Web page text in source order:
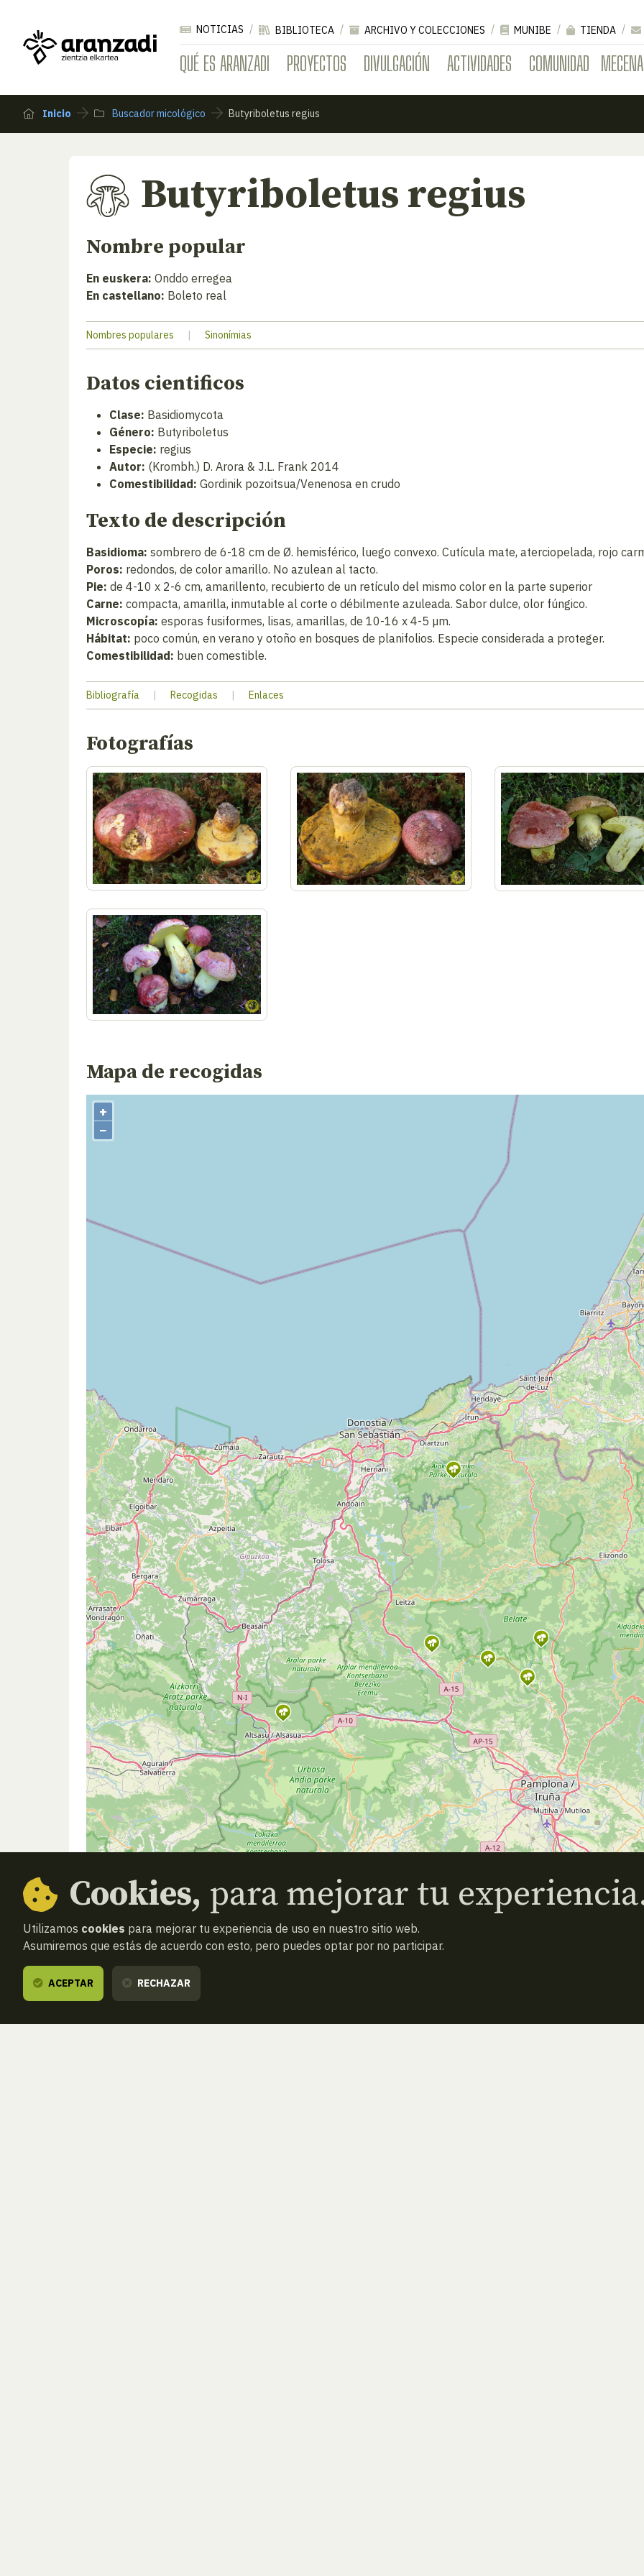
QUÉ ES ARANZADI PROYECTOS DIVULGACIÓN ACTIVIDADES COMUNIDAD
NOTICIAS BIBLIOTECA ARCHIVO Y COLECCIONES MUNIBE TIENDA
Inicio Buscador micológico Butyriboletus regius
Butyriboletus regius
Nombre popular
En euskera: Onddo erregea
En castellano: Boleto real
Nombres populares | Sinonímias
Datos cientificos
Clase: Basidiomycota
Género: Butyriboletus
Especie: regius
Autor: (Krombh.) D. Arora & J.L. Frank 2014
Comestibilidad: Gordinik pozoitsua/Venenosa en crudo
Texto de descripción
Basidioma: sombrero de 6-18 cm de Ø. hemisférico, luego convexo. Cutícula mate, aterciopelada, rojo
Poros: redondos, de color amarillo. No azulean al tacto.
Pie: de 4-10 x 2-6 cm, amarillento, recubierto de un retículo del mismo color en la parte superior
Carne: compacta, amarilla, inmutable al corte o débilmente azuleada. Sabor dulce, olor fúngico.
Microscopía: esporas fusiformes, lisas, amarillas, de 10-16 x 4-5 µm.
Hábitat: poco común, en verano y otoño en bosques de planifolios. Especie considerada a proteger.
Comestibilidad: buen comestible.
Bibliografía | Recogidas | Enlaces
Fotografías
Mapa de recogidas
+
−
Cookies, para mejorar tu
Utilizamos cookies para mejorar tu experiencia de uso en nuestro sitio web.
Asumiremos que estás de acuerdo con esto, pero puedes optar por no participar.
ACEPTAR RECHAZAR